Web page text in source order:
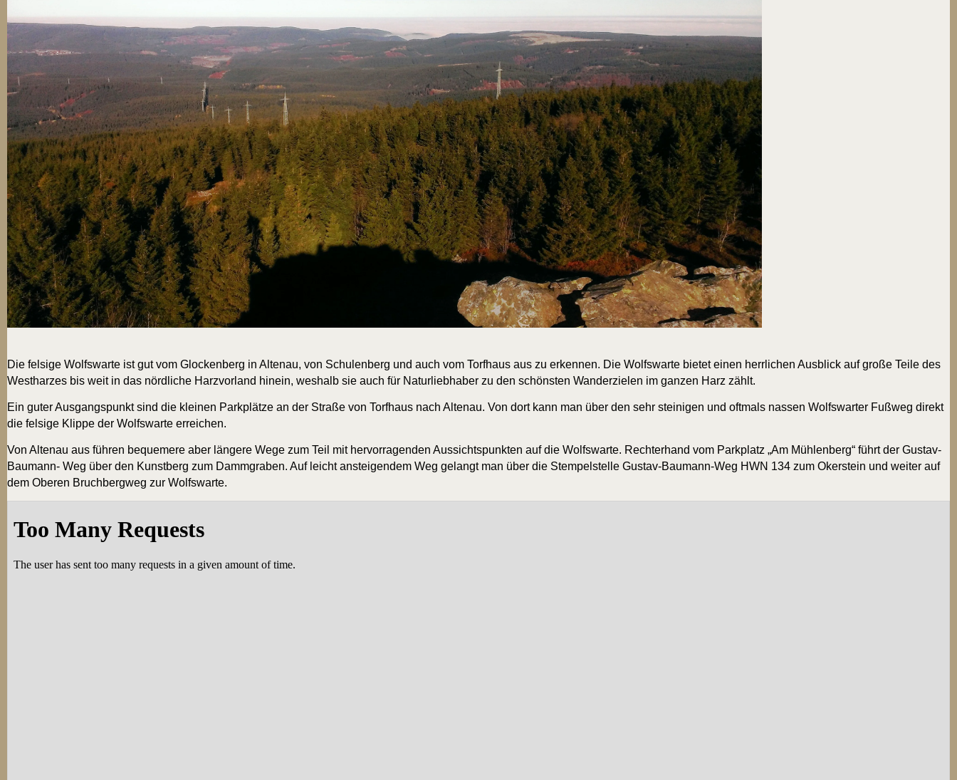
Die fel­si­ge Wolfs­war­te ist gut vom Glo­cken­berg in Alten­au, von Schu­len­berg und auch vom Torf­haus aus zu erken­nen. Die Wolfs­war­te bie­tet einen herr­li­chen Aus­blick auf gro­ße Tei­le des
West­har­zes bis weit in das nörd­li­che Harz­vor­land hin­ein, wes­halb sie auch für Natur­lieb­ha­ber zu den schöns­ten Wan­der­zie­len im gan­zen Harz zählt.
Ein guter Aus­gangs­punkt sind die klei­nen Park­plät­ze an der Stra­ße von Torf­haus nach Alten­au. Von dort kann man über den sehr stei­ni­gen und oft­mals nas­sen Wolfs­war­ter Fuß­weg direkt
die fel­si­ge Klip­pe der Wolfs­war­te erreichen.
Von Alten­au aus füh­ren beque­me­re aber län­ge­re Wege zum Teil mit her­vor­ra­gen­den Aus­sichts­punk­ten auf die Wolfs­war­te. Recht­erhand vom Park­platz „Am Müh­len­berg“ führt der Gus­tav-
Bau­mann- Weg über den Kunst­berg zum Damm­gra­ben. Auf leicht anstei­gen­dem Weg gelangt man über die Stem­pel­stel­le Gus­tav-Bau­mann-Weg HWN 134 zum Oker­stein und wei­ter auf
dem Obe­ren Bruch­berg­weg zur Wolfswarte.